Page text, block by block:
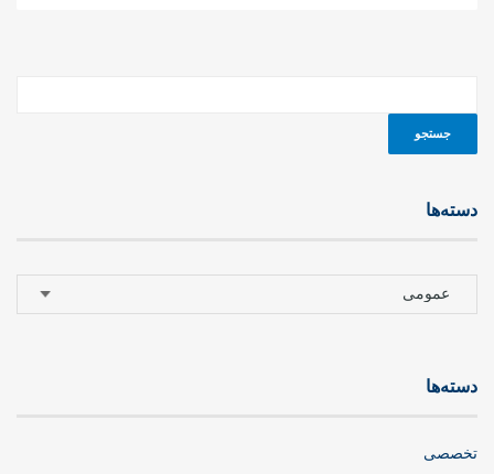
دسته‌ها
دسته‌ها
تخصصی